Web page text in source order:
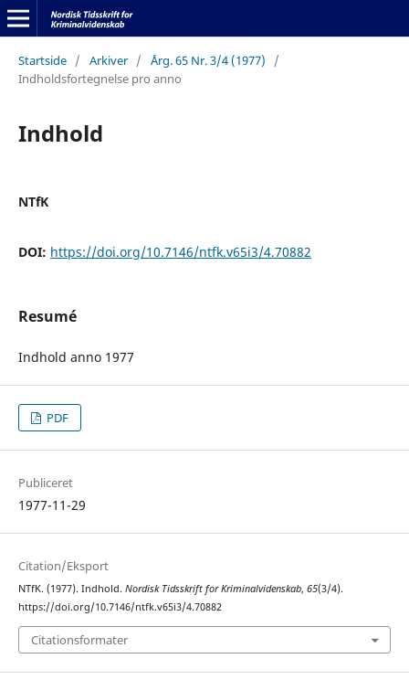
Startside / Arkiver / Årg. 65 Nr. 3/4 (1977)
/
Indholdsfortegnelse pro anno
Indhold
NTfK
DOI: https://doi.org/10.7146/ntfk.v65i3/4.70882
Resumé
Indhold anno 1977
PDF
Publiceret
1977-11-29
Citation/Eksport
NTfK. (1977). Indhold. Nordisk Tidsskrift for Kriminalvidenskab, 65(3/4).
https://doi.org/10.7146/ntfk.v65i3/4.70882
Citationsformater